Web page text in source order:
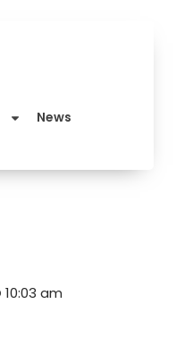
News
10:03 am